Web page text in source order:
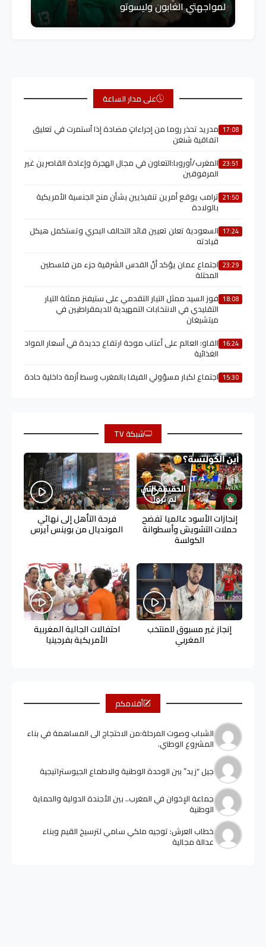
لمواجهتي الغابون وليسوتو
على مدار الساعة
17:08 مدريد تحذر روما من إجراءاتٍ مضادة إذا اُستمرت في تعليق
اتفاقية شنغن
23:51 المغرب/أوروبا:التعاون في مجال الهجرة وإعادة القاصرين غير
المرفوقين
21:50 ترامب يوقع أمرين تنفيذيين بشأن منح الجنسية الأمريكية
بالولادة
17:24 السعودية تعلن تعيين قائد التحالف البحري وتستكمل هيكل
قيادته
23:29 اجتماع عمان يؤكد أنّ القدس الشرقية جزء من فلسطين
المحتلة
18:08 فوز السيد ممثل التيار التقدمي على ستيفنز ممثلة التيار
التقليدي في الانتخابات التمهيدية للديمقراطيين في
ميتشيغان
16:24 الفاو: العالم على أعتاب موجة ارتفاع جديدة في أسعار المواد
الغذائية
15:30 اجتماع لكبار مسؤولي الفيفا بالمغرب وسط أزمة داخلية حادة
شبكة TV
إنجازات الأسود عالميا تفضح
حملات التشويش وأسطوانة
الكولسة
فرحة التأهل إلى نهائي
المونديال من بوينس آيرس
إنجاز غير مسبوق للمنتخب
المغربي
احتفالات الجالية المغربية
الأمريكية بفرجينيا
أقلامكم
الشباب وصوت المرحلة:من الاحتجاج الى المساهمة في بناء
المشروع الوطني.
جيل “زيد” ببن الوحدة الوطنية والاطماع الجيوستراتيجية
جماعة الإخوان في المغرب.. بين الأجندة الدولية والحماية
الوطنية
خطاب العرش: توجيه ملكي سامي لترسيخ القيم وبناء
عدالة مجالية